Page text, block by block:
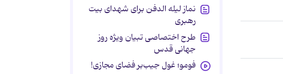
نماز لیله الدفن برای شهدای بیت
رهبری
طرح اختصاصی تبیان ویژه روز
جهانی قدس
فومو؛ غول جیب‌بر فضای مجازی!